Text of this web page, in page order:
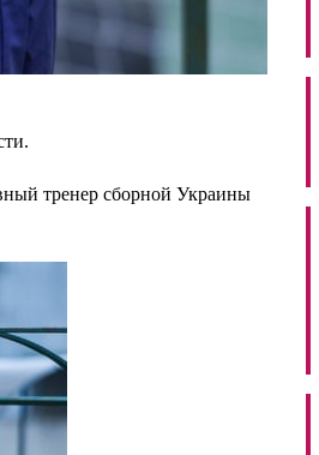
тренер сборной Украины